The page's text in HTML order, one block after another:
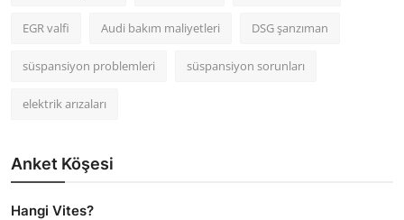
EGR valfi Audi bakım maliyetleri DSG şanzıman
süspansiyon problemleri süspansiyon sorunları
elektrik arızaları
Anket Köşesi
Hangi Vites?